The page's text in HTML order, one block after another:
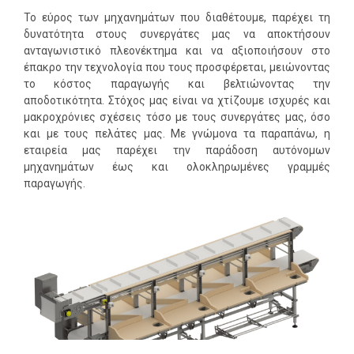
Σφαγειακός εξοπλισμός
Συστήματα αποστέωσης
Προετοιμασία
Επεξεργασία
Ζύγιση και μεριδοποίηση
Κοπή
Slicers
Σταθερού Βάρους
Το εύρος των μηχανημάτων που διαθέτουμε, παρέχει τη
δυνατότητα στους συνεργάτες μας να αποκτήσουν
ανταγωνιστικό πλεονέκτημα και να αξιοποιήσουν στο
έπακρο την τεχνολογία που τους προσφέρεται, μειώνοντας
το κόστος παραγωγής και βελτιώνοντας την
αποδοτικότητα. Στόχος μας είναι να χτίζουμε ισχυρές και
μακροχρόνιες σχέσεις τόσο με τους συνεργάτες μας, όσο
και με τους πελάτες μας. Με γνώμονα τα παραπάνω, η
εταιρεία μας παρέχει την παράδοση αυτόνομων
μηχανημάτων έως και ολοκληρωμένες γραμμές
παραγωγής.